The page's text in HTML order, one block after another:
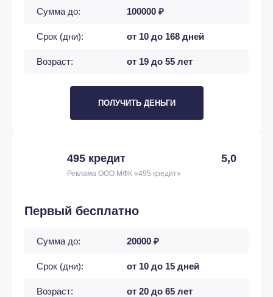
Сумма до: 100000 ₽
Срок (дни): от 10 до 168 дней
Возраст: от 19 до 55 лет
ПОЛУЧИТЬ ДЕНЬГИ
495 кредит 5,0
Реклама ООО МФК «495 кредит»
Первый бесплатно
Сумма до: 20000 ₽
Срок (дни): от 10 до 15 дней
Возраст: от 20 до 65 лет